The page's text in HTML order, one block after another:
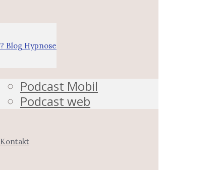
? Blog Hypnose
Podcast Mobil
Podcast web
Kontakt